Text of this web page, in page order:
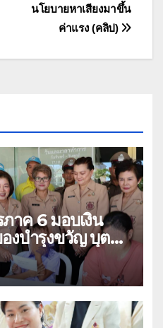
นโยบายหาเสียงมาขึ้น
ค่าแรง (คลิป)
าค 6 มอบเงิน
งบำรุงขวัญ บุตร-